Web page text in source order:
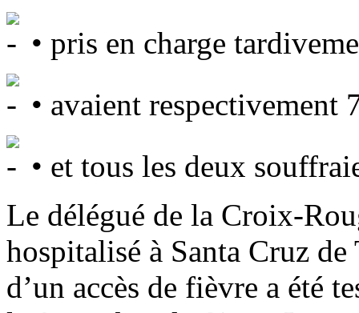
• pris en charge
• avaient respectivement
• et tous les deux
Le délégué de la Croix-
hospitalisé à Santa Cruz
d’un accès de fièvre a été